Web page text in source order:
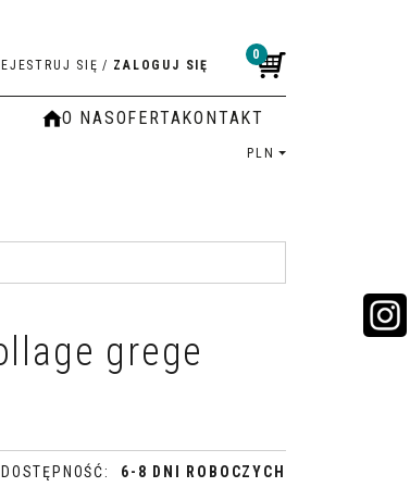
0
SIĘ / ZALOGUJ SIĘ
O NASOFERTAKONTAKT
PLN
grege
DOSTĘPNOŚĆ: 6-8 DNI ROBOCZYCH